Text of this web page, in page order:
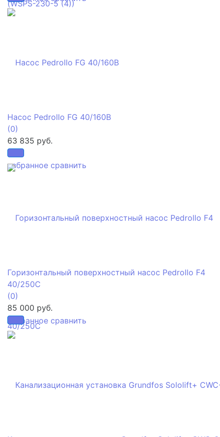
избранное сравнить
Насос Pedrollo FG 40/160B
(0)
63 835 руб.
избранное сравнить
Горизонтальный поверхностный насос Pedrollo F4
40/250C
(0)
85 000 руб.